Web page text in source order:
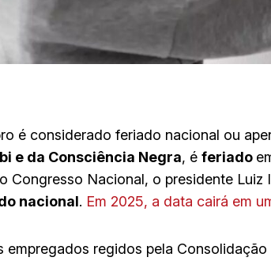
é considerado feriado nacional ou
e da Consciência Negra, é feriado
Congresso Nacional, o presidente
nacional. Em 2025, a data cairá em
empregados regidos pela